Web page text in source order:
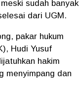
sudah banyak
dari UGM.
pakar hukum
Hudi Yusuf
hakim
menyimpang dan